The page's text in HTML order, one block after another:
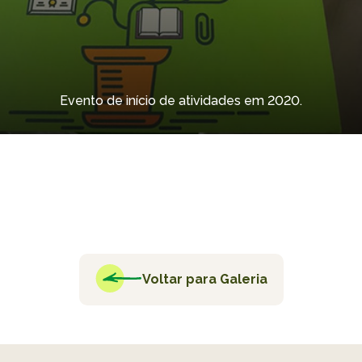
Evento de início de atividades em 2020.
Voltar para Galeria